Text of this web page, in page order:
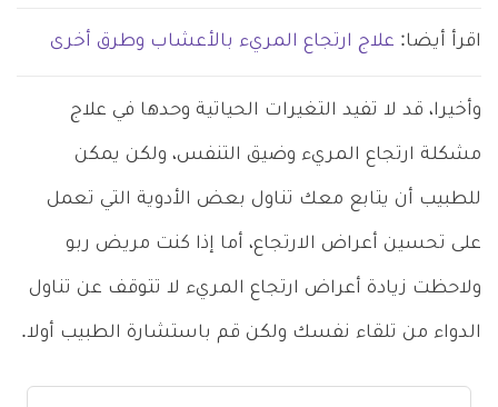
اقرأ أيضا: علاج ارتجاع المريء بالأعشاب وطرق أخرى
وأخيرا، قد لا تفيد التغيرات الحياتية وحدها في علاج
مشكلة ارتجاع المريء وضيق التنفس، ولكن يمكن
للطبيب أن يتابع معك تناول بعض الأدوية التي تعمل
على تحسين أعراض الارتجاع، أما إذا كنت مريض ربو
ولاحظت زيادة أعراض ارتجاع المريء لا تتوقف عن تناول
الدواء من تلقاء نفسك ولكن قم باستشارة الطبيب أولا.